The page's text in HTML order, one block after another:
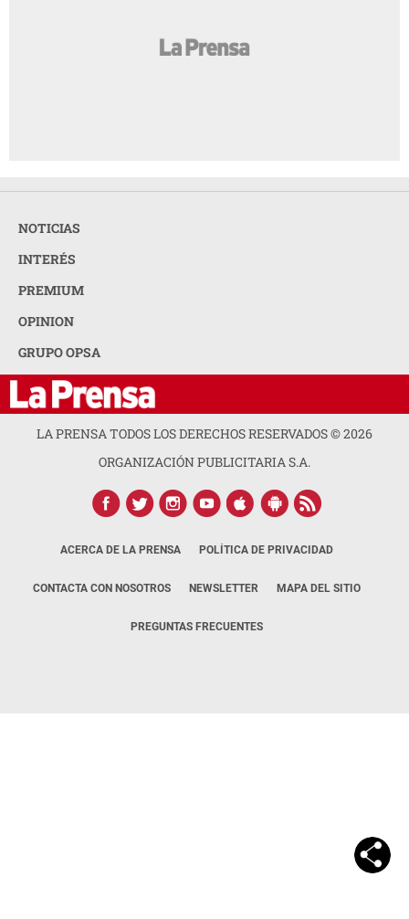
NOTICIAS
INTERÉS
PREMIUM
OPINION
GRUPO OPSA
LA PRENSA TODOS LOS DERECHOS RESERVADOS ©2026
ORGANIZACIÓN PUBLICITARIA S.A.
ACERCA DE LA PRENSA POLÍTICA DE PRIVACIDAD
CONTACTA CON NOSOTROS NEWSLETTER MAPA DEL SITIO
PREGUNTAS FRECUENTES